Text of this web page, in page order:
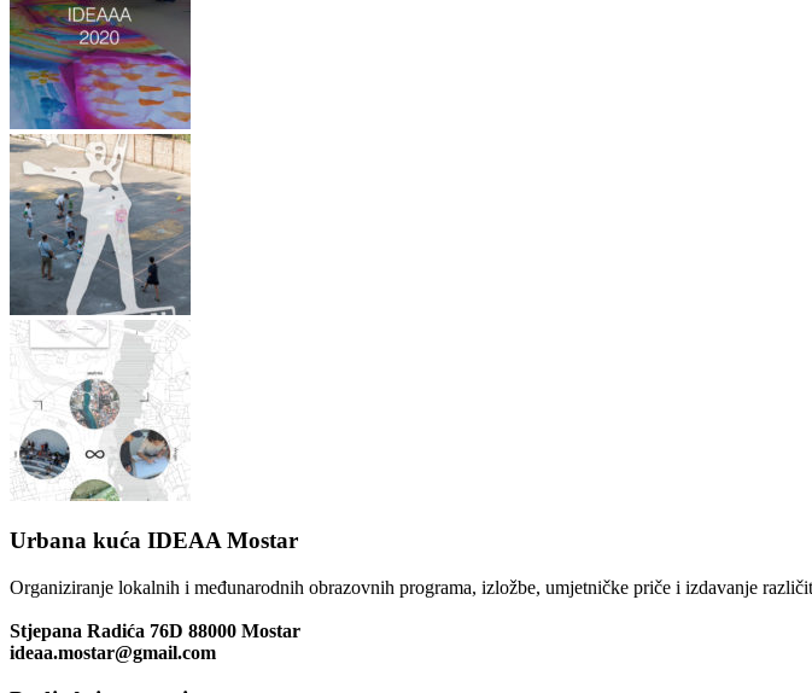
Urbana kuća IDEAA Mostar
Organiziranje lokalnih i međunarodnih obrazovnih programa, izložbe, umjetničke priče i izdavanje
Stjepana Radića 76D 88000 Mostar
ideaa.mostar@gmail.com